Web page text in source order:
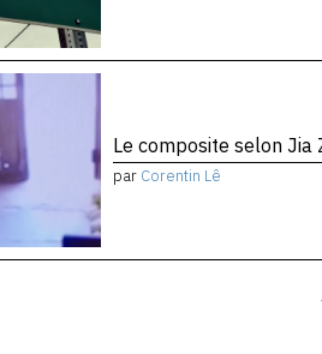
Le composite selon Jia
par Corentin Lê